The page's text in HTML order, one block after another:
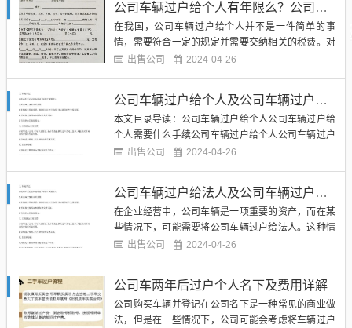
读2023年公司车过户的流程及费用变化，帮助各位公
司管理者更好地了解...
公司车辆过户给个人有年限么？公司车过户给个人需要交税吗？
在我国，公司车辆过户给个人并不是一件简单的事
情，需要符合一定的规定并需要交纳相关的税费。对
于公司车辆过户给个人是否有年限的问题，答案是有
户操作。这是为了防止公司购买车辆后立即过户给个
人，规避相关税费和监管。（...
出售公司 2024-04-26
公司车辆过户给个人及公司车辆过户给个人需要什么手续 税
本文目录导读：公司车辆过户给个人公司车辆过户给
个人需要什么手续公司车辆过户给个人公司车辆过户
给个人是一项常见的交易，可能是因为公司需要更新
片来源网络，侵删）公司需要办理车辆过户手续。这
通常包括填写过户申请表、提...
出售公司 2024-04-26
公司车辆过户给法人及公司车辆过户给法人需要什么手续
在企业经营中，公司车辆是一项重要的资产，而在某
些情况下，可能需要将公司车辆过户给法人。这种情
况可能是因为公司业务变动、法人个人需要等原因。
法人的相关流程和所需手续。（图片来源网络，侵
删）公司车辆过户给法人需要...
出售公司 2024-04-26
公司车两年后过户个人名下及费用详解
公司购买车辆并登记在公司名下是一种常见的商业做
法，但是在一些情况下，公司可能会考虑将车辆过户